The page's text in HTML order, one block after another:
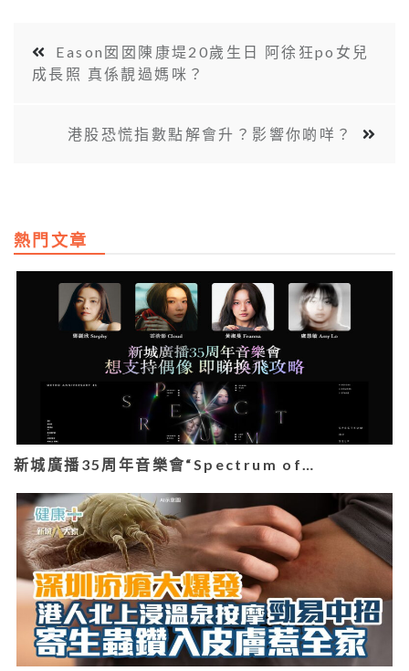
Eason囡囡陳康堤20歲生日 阿徐狂po女兒
成長照 真係靚過媽咪？
港股恐慌指數點解會升？影響你啲咩？
熱門文章
新城廣播35周年音樂會“Spectrum of…